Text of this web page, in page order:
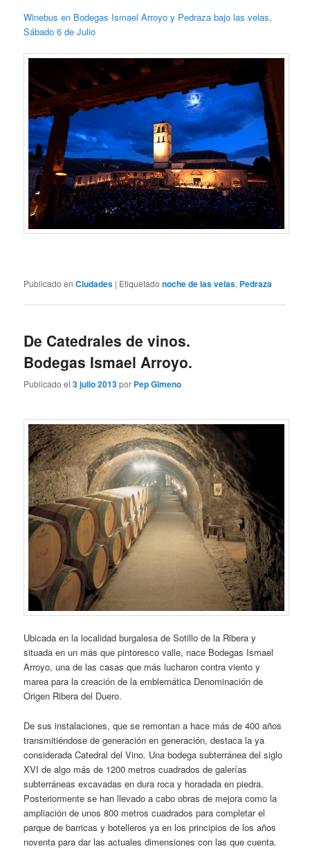
Winebus en Bodegas Ismael Arroyo y Pedraza bajo las velas,
Sábado 6 de Julio
Publicado en Ciudades | Etiquetado noche de las velas, Pedraza
De Catedrales de vinos.
Bodegas Ismael Arroyo.
Publicado el3 julio 2013por Pep Gimeno
Ubicada en la localidad burgalesa de Sotillo de la Ribera y
situada en un más que pintoresco valle, nace Bodegas Ismael
Arroyo, una de las casas que más lucharon contra viento y
marea para la creación de la emblemática Denominación de
Origen Ribera del Duero.
De sus instalaciones, que se remontan a hace más de 400 años
transmitiéndose de generación en generación, destaca la ya
considerada Catedral del Vino. Una bodega subterránea del siglo
XVI de algo más de 1200 metros cuadrados de galerías
subterráneas excavadas en dura roca y horadada en piedra.
Posteriormente se han llevado a cabo obras de mejora como la
ampliación de unos 800 metros cuadrados para completar el
parque de barricas y botelleros ya en los principios de los años
noventa para dar las actuales dimensiones con las que cuenta.